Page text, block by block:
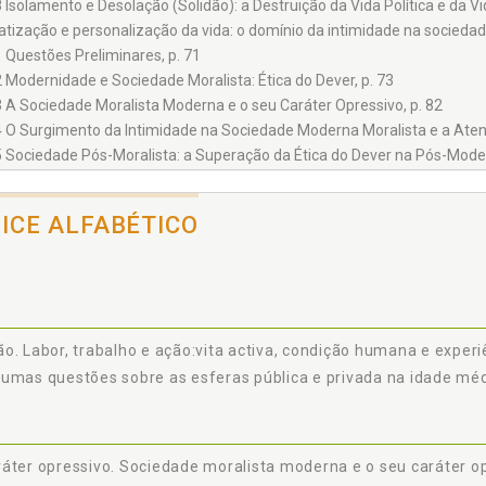
Isolamento e Desolação (Solidão): a Destruição da Vida Política e da
e personalização da vida: o domínio da intimidade na
Questões Preliminares, p. 71
Modernidade e Sociedade Moralista: Ética do Dever, p. 73
A Sociedade Moralista Moderna e o seu Caráter Opressivo, p. 82
O Surgimento da Intimidade na Sociedade Moderna Moralista e a
Sociedade Pós-Moralista: a Superação da Ética do Dever na Pós-
e Mercado), p. 106
Dilemas da Vida Hipermoderna e Alterações na Vida Privada
O Início da Tutela da Personalidade pelos Direitos Humanos e pelos
Tutela da Personalidade, Vida Privada e Intimidade no século XIX,
p. 148
ALFABÉTICO
Labor, trabalho e ação:vita activa, condição humana e
questões sobre as esferas pública e privada na idade
opressivo. Sociedade moralista moderna e o seu caráter